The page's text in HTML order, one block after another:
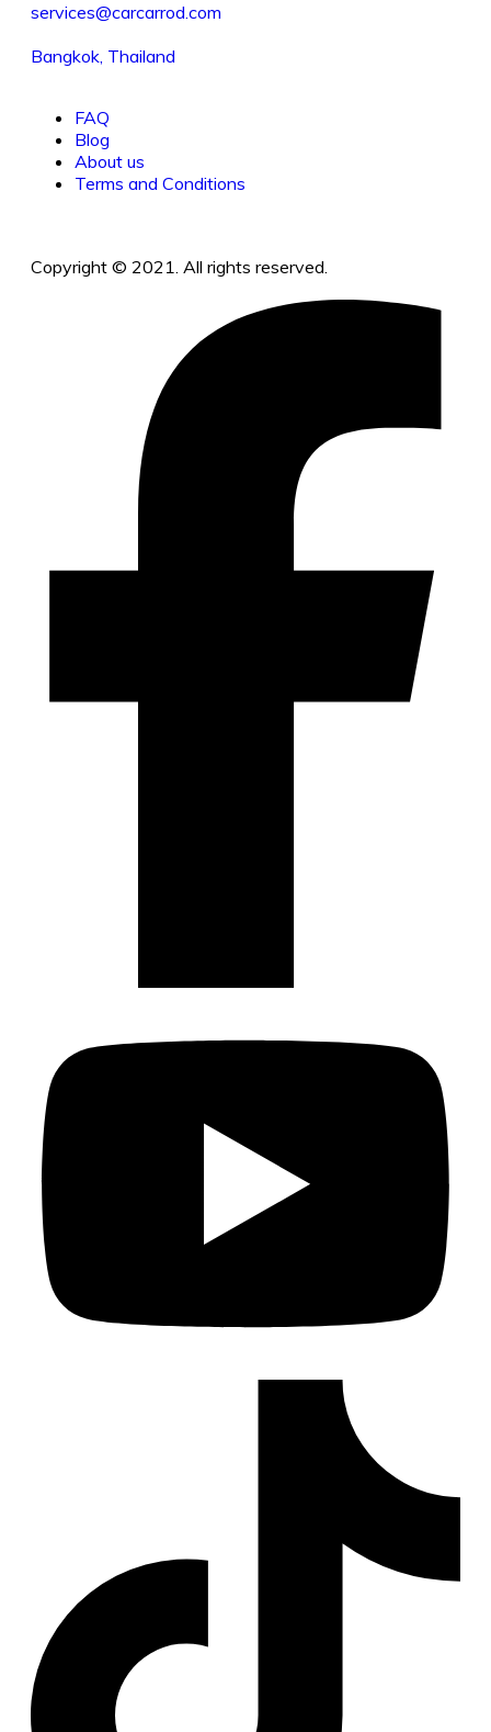
services@carcarrod.com
Bangkok, Thailand
FAQ
Blog
About us
Terms and Conditions
Copyright © 2021. All rights reserved.